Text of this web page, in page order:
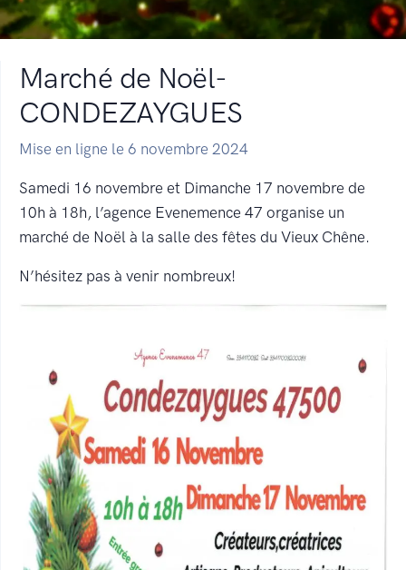
Marché de Noël-
CONDEZAYGUES
Mise en ligne le 6 novembre 2024
Samedi 16 novembre et Dimanche 17 novembre de
10h à 18h, l’agence Evenemence 47 organise un
marché de Noël à la salle des fêtes du Vieux Chêne.
N’hésitez pas à venir nombreux!